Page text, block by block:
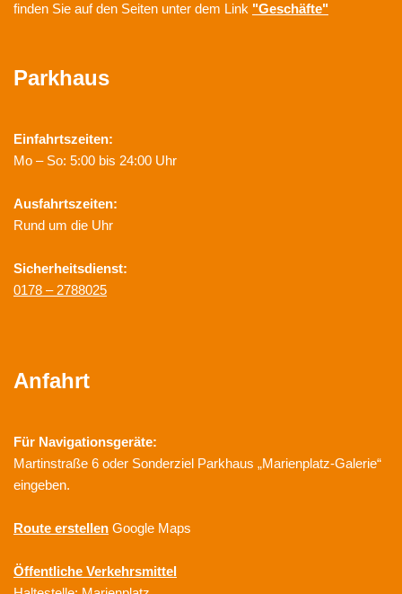
finden Sie auf den Seiten unter dem Link "Geschäfte"
Parkhaus
Einfahrtszeiten:
Mo – So: 5:00 bis 24:00 Uhr
Ausfahrtszeiten:
Rund um die Uhr
Sicherheitsdienst:
0178 – 2788025
Anfahrt
Für Navigationsgeräte:
Martinstraße 6 oder Sonderziel Parkhaus „Marienplatz-Galerie“
eingeben.
Route erstellen Google Maps
Öffentliche Verkehrsmittel